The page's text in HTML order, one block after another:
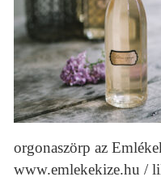
orgonaszörp az
www.emlekekize.hu /